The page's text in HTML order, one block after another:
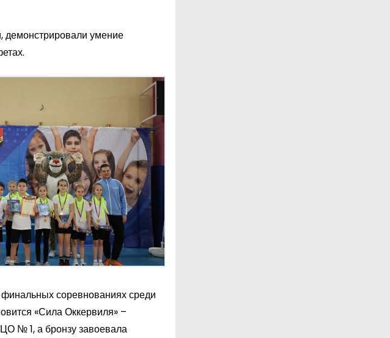
демонстрировали умение
финальных соревнованиях среди
«Сила Оккервиля» –
№ 1, а бронзу завоевала